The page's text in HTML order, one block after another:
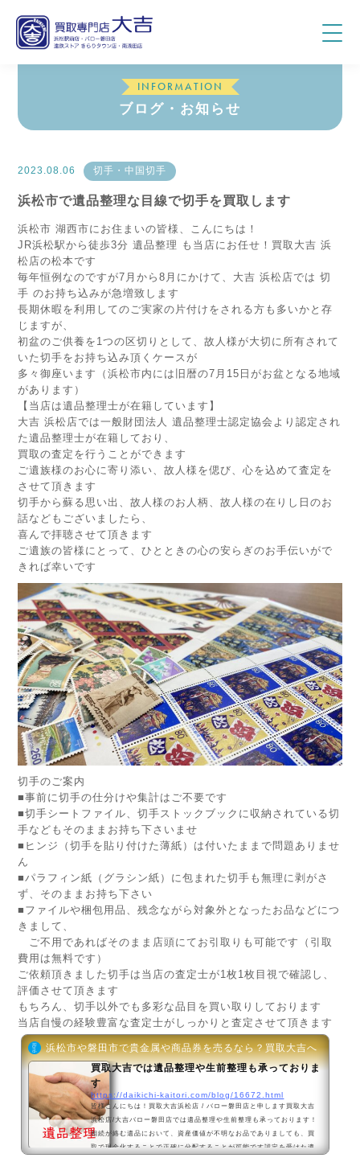
INFORMATION
ブログ・お知らせ
2023.08.06 切手・中国切手
浜松市で遺品整理な目線で切手を買取します
浜松市 湖西市にお住まいの皆様、こんにちは！
JR浜松駅から徒歩3分 遺品整理 も当店にお任せ！買取大吉 浜
松店の松本です
毎年恒例なのですが7月から8月にかけて、大吉 浜松店では 切
手 のお持ち込みが急増致します
長期休暇を利用してのご実家の片付けをされる方も多いかと存
じますが、
初盆のご供養を1つの区切りとして、故人様が大切に所有されて
いた切手をお持ち込み頂くケースが
多々御座います（浜松市内には旧暦の7月15日がお盆となる地域
があります）
【当店は遺品整理士が在籍しています】
大吉 浜松店では一般財団法人 遺品整理士認定協会より認定され
た遺品整理士が在籍しており、
買取の査定を行うことができます
ご遺族様のお心に寄り添い、故人様を偲び、心を込めて査定を
させて頂きます
切手から蘇る思い出、故人様のお人柄、故人様の在りし日のお
話などもございましたら、
喜んで拝聴させて頂きます
ご遺族の皆様にとって、ひとときの心の安らぎのお手伝いがで
きれば幸いです
切手のご案内
■事前に切手の仕分けや集計はご不要です
■切手シートファイル、切手ストックブックに収納されている切
手などもそのままお持ち下さいませ
■ヒンジ（切手を貼り付けた薄紙）は付いたままで問題ありませ
ん
■パラフィン紙（グラシン紙）に包まれた切手も無理に剥がさ
ず、そのままお持ち下さい
■ファイルや梱包用品、残念ながら対象外となったお品などにつ
きまして、
ご不用であればそのまま店頭にてお引取りも可能です（引取
費用は無料です）
ご依頼頂きました切手は当店の査定士が1枚1枚目視で確認し、
評価させて頂きます
もちろん、切手以外でも多彩な品目を買い取りしております
当店自慢の経験豊富な査定士がしっかりと査定させて頂きます
浜松市や磐田市で貴金属や商品券を売るなら？買取大吉へ（バロ
買取大吉では遺品整理や生前整理も承っておりま
す
https://daikichi-kaitori.com/blog/16672.html
皆様こんにちは！買取大吉浜松店 / バロー磐田店と申します買取大吉
浜松店/大吉バロー磐田店では遺品整理や生前整理も承っております！
相続が絡む遺品において、資産価値が不明なお品でありましても、買
取で現金化することで正確に分配することが可能です認定を受けた遺